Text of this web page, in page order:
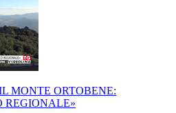
MONTE ORTOBENE:
REGIONALE»